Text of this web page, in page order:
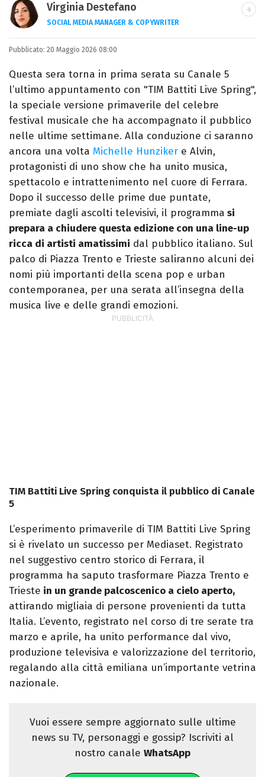
Virginia Destefano
SOCIAL MEDIA MANAGER & COPYWRITER
Una passione smisurata per le serie TV.
Laurea in Cinema, Televisione e New Media,
videomaking e scrittura sono il mio
passatempo preferito.
Pubblicato: 20 Maggio 2026 08:00
Questa sera torna in prima serata su Canale 5
l’ultimo appuntamento con "TIM Battiti Live Spring",
la speciale versione primaverile del celebre
festival musicale che ha accompagnato il pubblico
nelle ultime settimane. Alla conduzione ci saranno
ancora una volta Michelle Hunziker e Alvin,
protagonisti di uno show che ha unito musica,
spettacolo e intrattenimento nel cuore di Ferrara.
Dopo il successo delle prime due puntate,
premiate dagli ascolti televisivi, il programma si
prepara a chiudere questa edizione con una line-up
ricca di artisti amatissimi dal pubblico italiano. Sul
palco di Piazza Trento e Trieste saliranno alcuni dei
nomi più importanti della scena pop e urban
contemporanea, per una serata all’insegna della
musica live e delle grandi emozioni.
TIM Battiti Live Spring conquista il pubblico di Canale
5
L’esperimento primaverile di TIM Battiti Live Spring
si è rivelato un successo per Mediaset. Registrato
nel suggestivo centro storico di Ferrara, il
programma ha saputo trasformare Piazza Trento e
Trieste in un grande palcoscenico a cielo aperto,
attirando migliaia di persone provenienti da tutta
Italia. L’evento, registrato nel corso di tre serate tra
marzo e aprile, ha unito performance dal vivo,
produzione televisiva e valorizzazione del territorio,
regalando alla città emiliana un’importante vetrina
nazionale.
Vuoi essere sempre aggiornato sulle ultime
news su TV, personaggi e gossip? Iscriviti al
nostro canale WhatsApp